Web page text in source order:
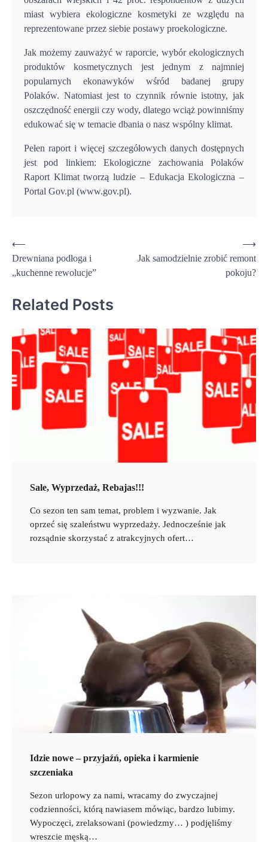
miast wybiera ekologiczne kosmetyki ze względu na
reprezentowane przez siebie postawy proekologiczne.
Jak możemy zauważyć w raporcie, wybór ekologicznych
produktów kosmetycznych jest jednym z najmniej
popularnych ekonawyków wśród badanej grupy
Polaków. Natomiast jest to czynnik równie istotny, jak
oszczędność energii czy wody, dlatego wciąż powinniśmy
edukować się w temacie dbania o nasz wspólny klimat.
Pełen raport i więcej szczegółowych danych dostępnych
jest pod linkiem: Ekologiczne zachowania Polaków
Raport Klimat tworzą ludzie – Edukacja Ekologiczna –
Portal Gov.pl (www.gov.pl).
Nawigacja
wpisu
⟵
Drewniana podłoga i
„kuchenne rewolucje”
Jak samodzielnie zrobić remont
pokoju?
⟶
Related Posts
Sale, Wyprzedaż, Rebajas!!!
Co sezon ten sam temat, problem i wyzwanie. Jak
oprzeć się szaleństwu wyprzedaży. Jednocześnie jak
rozsądnie skorzystać z atrakcyjnych ofert…
Idzie nowe – przyjaźń, opieka i karmienie
szczeniaka
Sezon urlopowy za nami, wracamy do zwyczajnej
codzienności, którą nawiasem mówiąc, bardzo lubimy.
Wypoczęci, zrelaksowani (powiedzmy… ) podjęliśmy
wreszcie męską…